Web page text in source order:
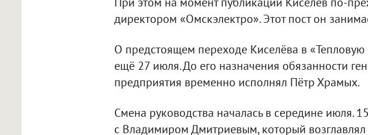
директором «Омскэлектро». Этот пост он
О предстоящем переходе Киселёва в
ещё 27 июля. До его назначения обязанности
предприятия временно исполнял Пётр Храмых.
Смена руководства началась в середине июля.
с Владимиром Дмитриевым, который